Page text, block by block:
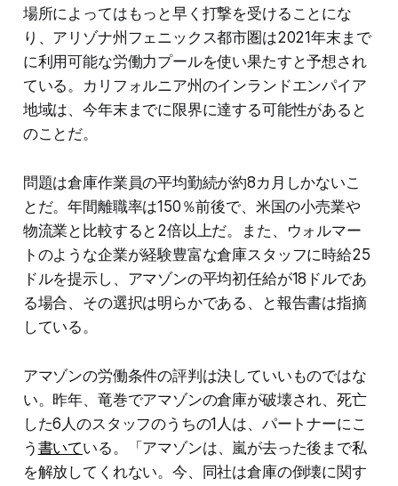
場所によってはもっと早く打撃を受けることにな
り、アリゾナ州フェニックス都市圏は2021年末まで
に利用可能な労働力プールを使い果たすと予想され
ている。カリフォルニア州のインランドエンパイア
地域は、今年末までに限界に達する可能性があると
のことだ。
問題は倉庫作業員の平均勤続が約8カ月しかないこ
とだ。年間離職率は150％前後で、米国の小売業や
物流業と比較すると2倍以上だ。また、ウォルマー
トのような企業が経験豊富な倉庫スタッフに時給25
ドルを提示し、アマゾンの平均初任給が18ドルであ
る場合、その選択は明らかである、と報告書は指摘
している。
アマゾンの労働条件の評判は決していいものではな
い。昨年、竜巻でアマゾンの倉庫が破壊され、死亡
した6人のスタッフのうちの1人は、パートナーにこ
う 書いている。「アマゾンは、嵐が去った後まで私
を解放してくれない。今、同社は倉庫の倒壊に関す